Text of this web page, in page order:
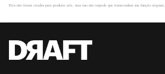
Eles não foram criados para produzir arte, mas isso não impede que transcendam sua função